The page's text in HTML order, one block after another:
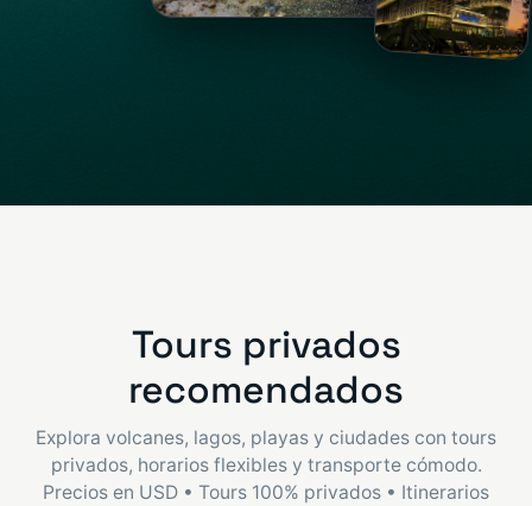
Tours privados
recomendados
Explora volcanes, lagos, playas y ciudades con tours
privados, horarios flexibles y transporte cómodo.
Precios en USD • Tours 100% privados • Itinerarios